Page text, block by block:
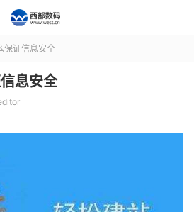
保证信息安全
息安全